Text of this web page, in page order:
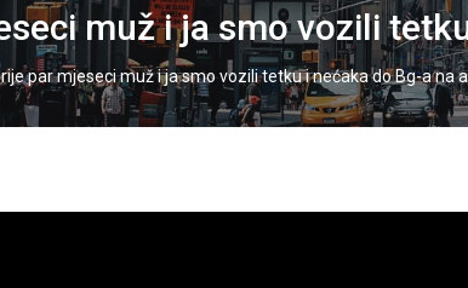
muž i ja smo vozili
par mjeseci muž i ja smo vozili tetku i nećaka do Bg-a na